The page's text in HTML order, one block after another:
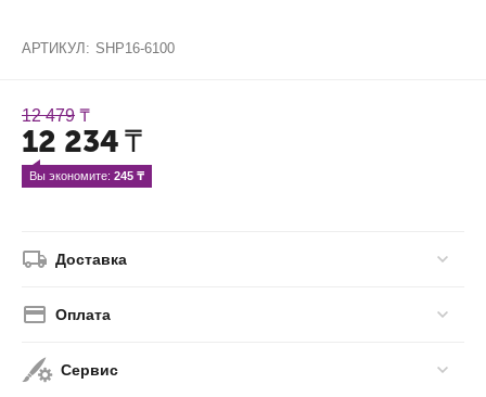
АРТИКУЛ: SHP16-6100
12 479 ₸
12 234₸
Вы экономите: 245 ₸
Доставка
Оплата
Сервис